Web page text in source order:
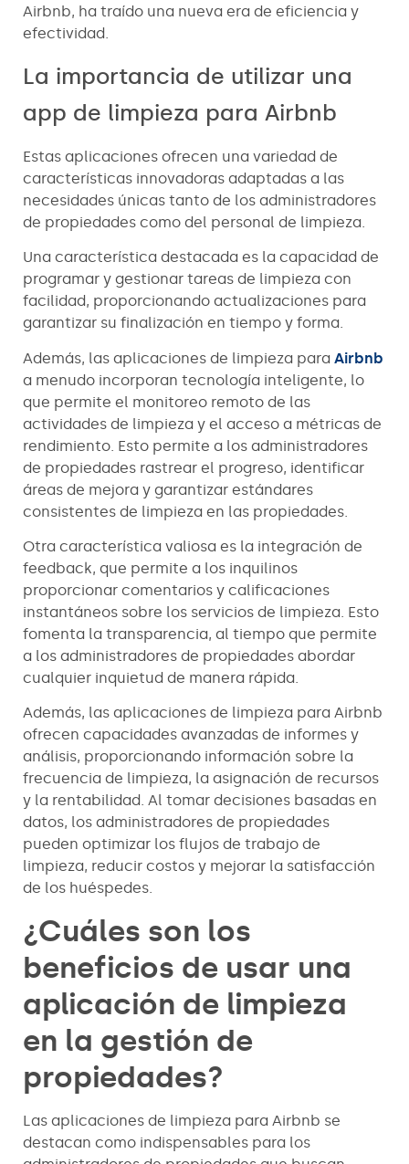
Airbnb, ha traído una nueva era de eficiencia y
efectividad.
La importancia de utilizar una
app de limpieza para Airbnb
Estas aplicaciones ofrecen una variedad de
características innovadoras adaptadas a las
necesidades únicas tanto de los administradores
de propiedades como del personal de limpieza.
Una característica destacada es la capacidad de
programar y gestionar tareas de limpieza con
facilidad, proporcionando actualizaciones para
garantizar su finalización en tiempo y forma.
Además, las aplicaciones de limpieza para Airbnb
a menudo incorporan tecnología inteligente, lo
que permite el monitoreo remoto de las
actividades de limpieza y el acceso a métricas de
rendimiento. Esto permite a los administradores
de propiedades rastrear el progreso, identificar
áreas de mejora y garantizar estándares
consistentes de limpieza en las propiedades.
Otra característica valiosa es la integración de
feedback, que permite a los inquilinos
proporcionar comentarios y calificaciones
instantáneos sobre los servicios de limpieza. Esto
fomenta la transparencia, al tiempo que permite
a los administradores de propiedades abordar
cualquier inquietud de manera rápida.
Además, las aplicaciones de limpieza para Airbnb
ofrecen capacidades avanzadas de informes y
análisis, proporcionando información sobre la
frecuencia de limpieza, la asignación de recursos
y la rentabilidad. Al tomar decisiones basadas en
datos, los administradores de propiedades
pueden optimizar los flujos de trabajo de
limpieza, reducir costos y mejorar la satisfacción
de los huéspedes.
¿Cuáles son los
beneficios de usar una
aplicación de limpieza
en la gestión de
propiedades?
Las aplicaciones de limpieza para Airbnb se
destacan como indispensables para los